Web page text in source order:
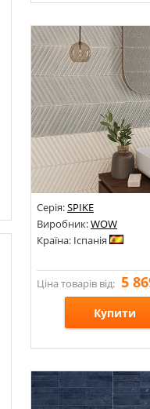
Розміри: 200х75х8;
Стилі: Кабанчик; Під
Кольори:
Серія:SPIKE
Виробник:WOW
Країна: Іспанія
Ціна товарів від: 5
Купити
Розміри: 150х259;
Стилі: Кабанчик;
Кольори: